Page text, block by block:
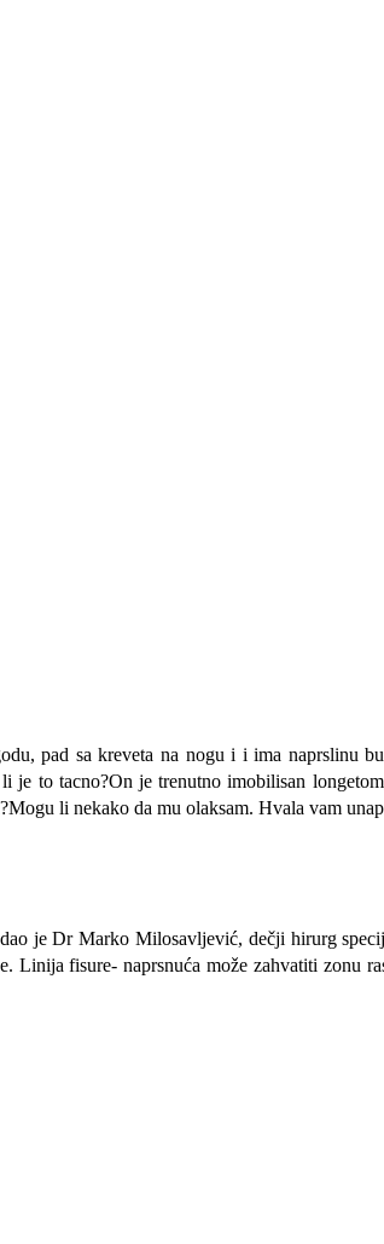
pad sa kreveta na nogu i i ima naprslinu
to tacno?On je trenutno imobilisan
li nekako da mu olaksam. Hvala vam
je Dr Marko Milosavljević, dečji hirurg
Linija fisure- naprsnuća može zahvatiti